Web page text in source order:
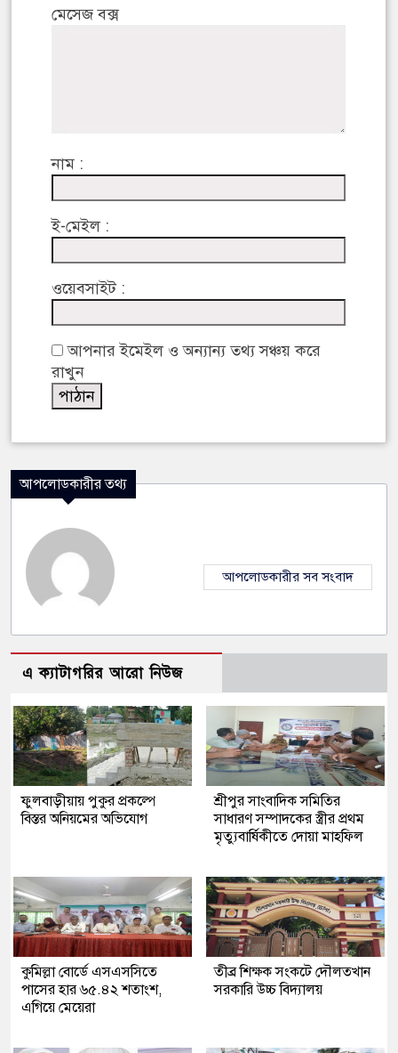
মেসেজ বক্স
নাম :
ই-মেইল :
ওয়েবসাইট :
আপনার ইমেইল ও অন্যান্য তথ্য সঞ্চয় করে
রাখুন
আপলোডকারীর তথ্য
আপলোডকারীর সব সংবাদ
এ ক্যাটাগরির আরো নিউজ
ফুলবাড়ীয়ায় পুকুর প্রকল্পে
বিস্তর অনিয়মের অভিযোগ
শ্রীপুর সাংবাদিক সমিতির
সাধারণ সম্পাদকের স্ত্রীর প্রথম
মৃত্যুবার্ষিকীতে দোয়া মাহফিল
কুমিল্লা বোর্ডে এসএসসিতে
পাসের হার ৬৫.৪২ শতাংশ,
এগিয়ে মেয়েরা
তীব্র শিক্ষক সংকটে দৌলতখান
সরকারি উচ্চ বিদ্যালয়